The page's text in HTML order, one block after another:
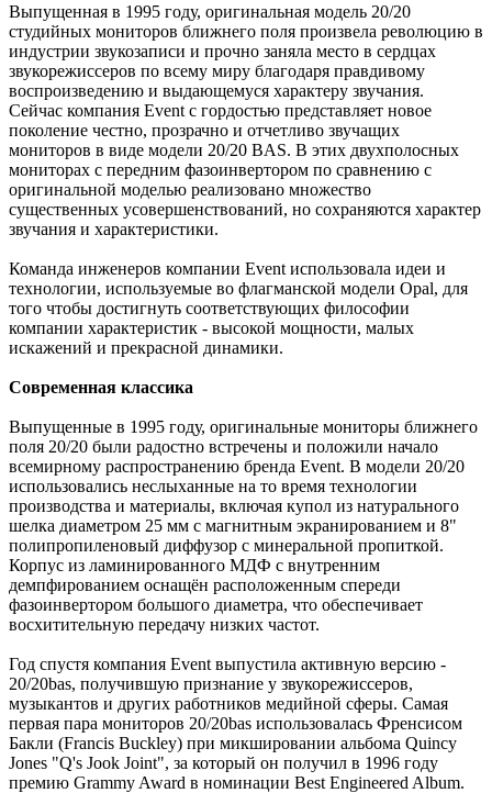
Выпущенная в 1995 году, оригинальная модель 20/20
студийных мониторов ближнего поля произвела революцию в
индустрии звукозаписи и прочно заняла место в сердцах
звукорежиссеров по всему миру благодаря правдивому
воспроизведению и выдающемуся характеру звучания.
Сейчас компания Event с гордостью представляет новое
поколение честно, прозрачно и отчетливо звучащих
мониторов в виде модели 20/20 BAS. В этих двухполосных
мониторах с передним фазоинвертором по сравнению с
оригинальной моделью реализовано множество
существенных усовершенствований, но сохраняются характер
звучания и характеристики.
Команда инженеров компании Event использовала идеи и
технологии, используемые во флагманской модели Opal, для
того чтобы достигнуть соответствующих философии
компании характеристик - высокой мощности, малых
искажений и прекрасной динамики.
Современная классика
Выпущенные в 1995 году, оригинальные мониторы ближнего
поля 20/20 были радостно встречены и положили начало
всемирному распространению бренда Event. В модели 20/20
использовались неслыханные на то время технологии
производства и материалы, включая купол из натурального
шелка диаметром 25 мм с магнитным экранированием и 8"
полипропиленовый диффузор с минеральной пропиткой.
Корпус из ламинированного МДФ с внутренним
демпфированием оснащён расположенным спереди
фазоинвертором большого диаметра, что обеспечивает
восхитительную передачу низких частот.
Год спустя компания Event выпустила активную версию -
20/20bas, получившую признание у звукорежиссеров,
музыкантов и других работников медийной сферы. Самая
первая пара мониторов 20/20bas использовалась Френсисом
Бакли (Francis Buckley) при микшировании альбома Quincy
Jones "Q's Jook Joint", за который он получил в 1996 году
премию Grammy Award в номинации Best Engineered Album.